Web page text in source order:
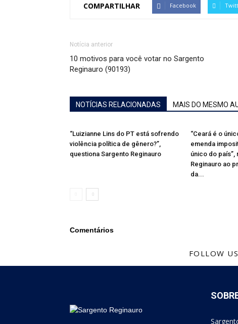
COMPARTILHAR Facebook
Notícia anterior
10 motivos para você votar no Sargento
Reginauro (90193)
NOTÍCIAS RELACIONADAS MAIS DO MESMO
“Luizianne Lins do PT está sofrendo
violência política de gênero?”,
questiona Sargento Reginauro
“Ceará é o
emenda
único do país”,
Reginauro ao
da...
Comentários
FOLLOW